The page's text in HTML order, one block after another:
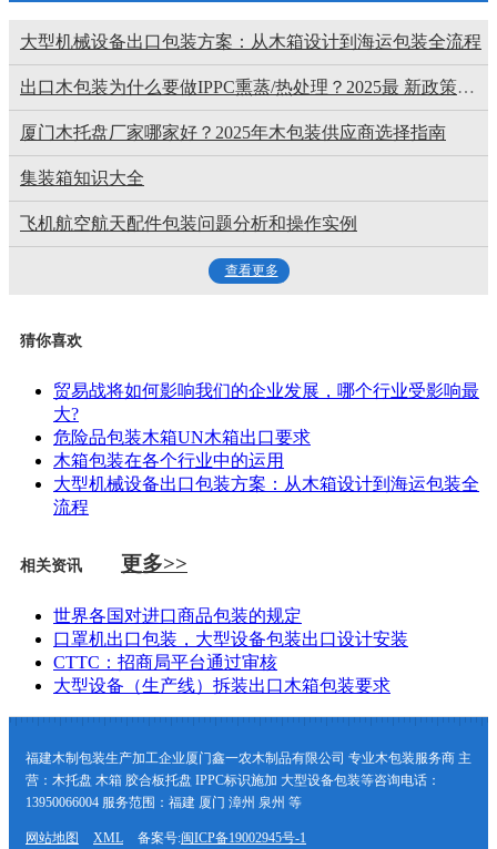
大型机械设备出口包装方案：从木箱设计到海运包装全流程
出口木包装为什么要做IPPC熏蒸/热处理？2025最 新政策解读
厦门木托盘厂家哪家好？2025年木包装供应商选择指南
集装箱知识大全
飞机航空航天配件包装问题分析和操作实例
查看更多
猜你喜欢
贸易战将如何影响我们的企业发展，哪个行业受影响最
大?
危险品包装木箱UN木箱出口要求
木箱包装在各个行业中的运用
大型机械设备出口包装方案：从木箱设计到海运包装全
流程
相关资讯 更多>>
世界各国对进口商品包装的规定
口罩机出口包装，大型设备包装出口设计安装
CTTC：招商局平台通过审核
大型设备（生产线）拆装出口木箱包装要求
福建木制包装生产加工企业厦门鑫一农木制品有限公司 专业木包装服务商 主
营：木托盘 木箱 胶合板托盘 IPPC标识施加 大型设备包装等咨询电话：
13950066004 服务范围：福建 厦门 漳州 泉州 等
网站地图 XML 备案号:闽ICP备19002945号-1